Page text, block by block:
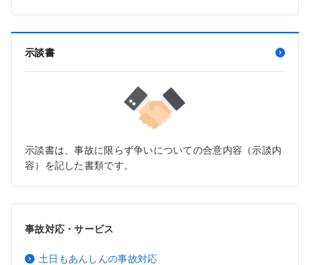
示談書
示談書は、事故に限らず争いについての合意内容（示談内
容）を記した書類です。
事故対応・サービス
土日もあんしんの事故対応